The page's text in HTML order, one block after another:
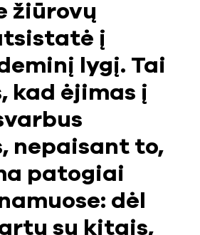
žiūrovų
į
lygį. Tai
kad ėjimas į
nepaisant to,
patogiai
dėl
su kitais,